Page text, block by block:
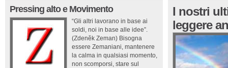
Pressing alto e Movimento
“Gli altri lavorano in base ai
soldi, noi in base alle idee”.
(Zdeněk Zeman) Bisogna
essere Zemaniani, mantenere
la calma in qualsiasi momento,
non scomporsi, stare sul
I nostri
leggere